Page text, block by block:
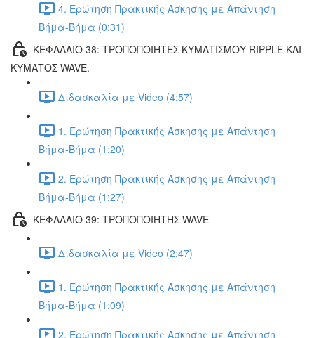
4. Ερώτηση Πρακτικής Άσκησης με Απάντηση
Βήμα-Βήμα (0:31)
ΚΕΦΑΛΑΙΟ 38: ΤΡΟΠΟΠΟΙΗΤΕΣ ΚΥΜΑΤΙΣΜΟΥ RIPPLE ΚΑΙ
ΚΥΜΑΤΟΣ WAVE.
Διδασκαλία με Video (4:57)
1. Ερώτηση Πρακτικής Άσκησης με Απάντηση
Βήμα-Βήμα (1:20)
2. Ερώτηση Πρακτικής Άσκησης με Απάντηση
Βήμα-Βήμα (1:27)
ΚΕΦΑΛΑΙΟ 39: ΤΡΟΠΟΠΟΙΗΤΗΣ WAVE
Διδασκαλία με Video (2:47)
1. Ερώτηση Πρακτικής Άσκησης με Απάντηση
Βήμα-Βήμα (1:09)
2. Ερώτηση Πρακτικής Άσκησης με Απάντηση